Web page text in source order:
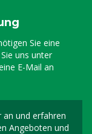
Sie eine
uns unter
E-Mail an
an und erfahren
Angeboten und
Sie sich für